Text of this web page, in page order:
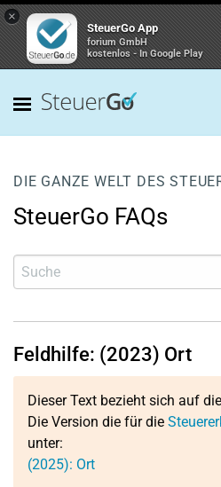
×
SteuerGo App
forium GmbH
kostenlos - In Google Play
DIE GANZE WELT DES
SteuerGo FAQs
Feldhilfe: (2023) Ort
Dieser Text bezieht sich auf die
Die Version die für die
unter:
(2025): Ort